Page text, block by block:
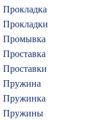
Прокладка
Прокладки
Промывка
Проставка
Проставки
Пружина
Пружинка
Пружины